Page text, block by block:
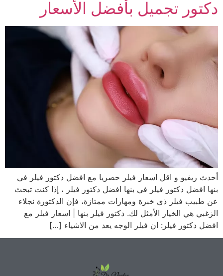
دكتور تجميل بأفضل الأسعار
أحدث ريفيو و اقل اسعار فيلر حصريا مع افضل دكتور فيلر في
بنها افضل دكتور فيلر في بنها افضل دكتور فيلر ، إذا كنت تبحث
عن طبيب فيلر ذي خبرة ومهارات ممتازة، فإن الدكتورة نجلاء
الزغبي هي الخيار الأمثل لك. دكتور فيلر بنها | اسعار فيلر مع
افضل دكتور فيلر: ان فيلر الوجه يعد من الاشياء […]